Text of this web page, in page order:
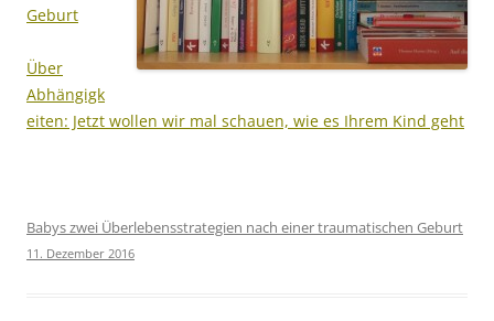
Geburt
Über
Abhängigk
eiten: Jetzt wollen wir mal schauen, wie es Ihrem Kind geht
Babys zwei Überlebensstrategien nach einer traumatischen Geburt
11. Dezember 2016